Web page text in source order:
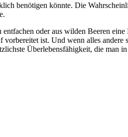
benötigen könnte. Die
oder aus wilden Beeren
ist. Und wenn alles andere
Überlebensfähigkeit, die man